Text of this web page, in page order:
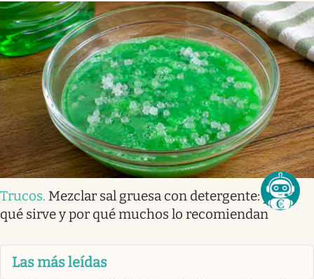
Trucos. Mezclar sal gruesa con detergente: para
qué sirve y por qué muchos lo recomiendan
Las más leídas